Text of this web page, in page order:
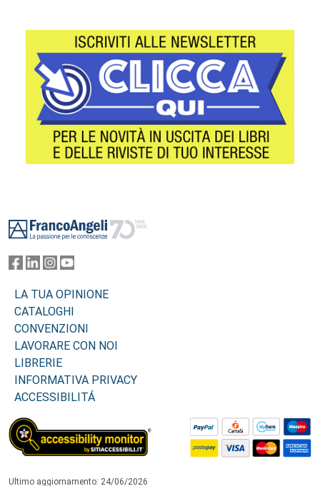
LA TUA OPINIONE
CATALOGHI
CONVENZIONI
LAVORARE CON NOI
LIBRERIE
INFORMATIVA PRIVACY
ACCESSIBILITÁ
Ultimo aggiornamento: 24/06/2026